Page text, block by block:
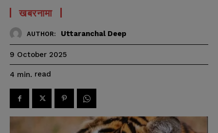
खबरनामा
AUTHOR: Uttaranchal Deep
9 October 2025
4 min. read